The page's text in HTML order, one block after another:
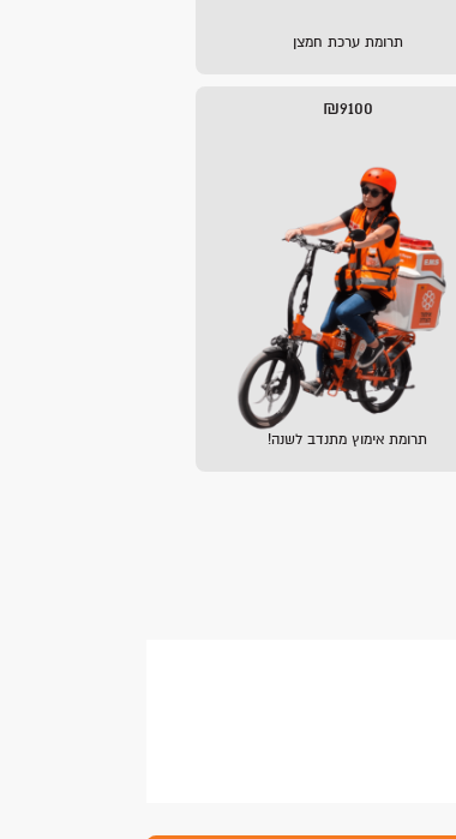
תרומת ערכת חמצן
₪9100
תרומת אימוץ מתנדב לשנה!